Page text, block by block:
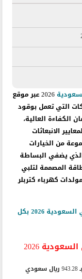
2026 عبر موقع
التي تعمل بوقود
الكفاءة العالية،
الانبعاثات
من الخيارات
الذي يضفي البساطة
المصممة لتلبي
كهرباء كتربلر
اسعار طفايات الحريق في السعودية 2026 بكل
2026